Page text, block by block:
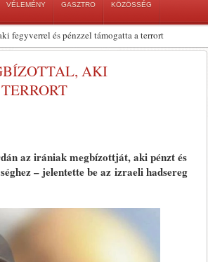
VÉLEMÉNY GASZTRO KÖZÖSSÉG
fegyverrel és pénzzel támogatta a terrort
AKI
az irániak megbízottját, aki pénzt és
– jelentette be az izraeli hadsereg